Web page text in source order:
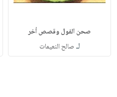
صحن الفول وقصص أخر
لـ صالح النعيمات